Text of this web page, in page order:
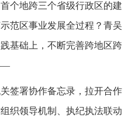
个地跨三个省级行政区的建
范区事业发展全过程？青吴
基础上，不断完善跨地区跨
签署协作备忘录，拉开合作
织领导机制、执纪执法联动